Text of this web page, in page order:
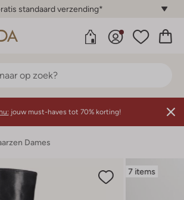
standaard verzending*
jouw must-haves tot 70% korting!
Dames
7 items